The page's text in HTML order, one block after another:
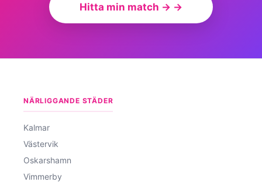
Hitta min match → →
NÄRLIGGANDE STÄDER
Kalmar
Västervik
Oskarshamn
Vimmerby